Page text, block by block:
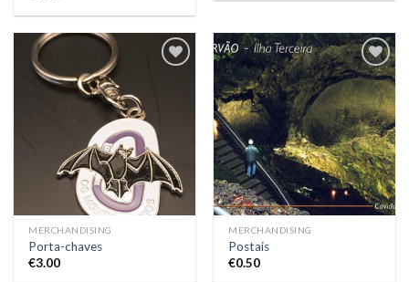
Wishlist
MERCHANDISING
Porta-chaves
€3.00
Add to
Wishlist
MERCHANDISING
Postais
€0.50